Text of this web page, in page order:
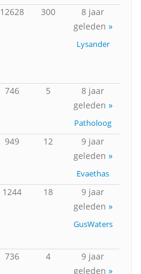
12628 300
8 jaar
geleden »
Lysander
746 5
8 jaar
geleden »
Patholoog
949 12
9 jaar
geleden »
Evaethas
1244 18
9 jaar
geleden »
GusWaters
736 4
9 jaar
geleden »